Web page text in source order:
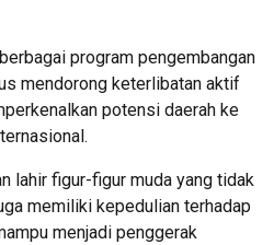
program pengembangan
mendorong keterlibatan aktif
potensi daerah ke
lahir figur-figur muda yang tidak
memiliki kepedulian terhadap
menjadi penggerak